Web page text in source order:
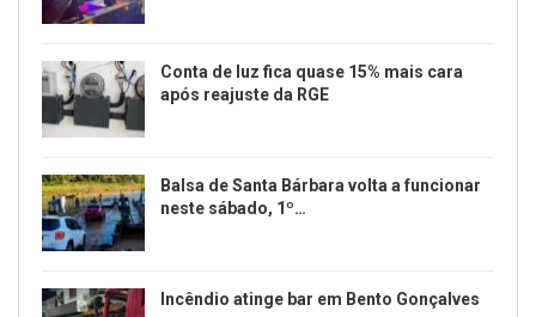
Conta de luz fica quase 15% mais cara
após reajuste da RGE
Balsa de Santa Bárbara volta a funcionar
neste sábado, 1º…
Incêndio atinge bar em Bento Gonçalves